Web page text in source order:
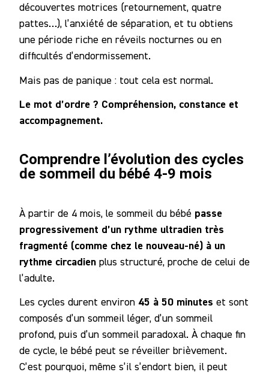
découvertes motrices (retournement, quatre
pattes…), l’anxiété de séparation, et tu obtiens
une période riche en réveils nocturnes ou en
difficultés d’endormissement.
Mais pas de panique : tout cela est normal.
Le mot d’ordre ? Compréhension, constance et
accompagnement.
Comprendre l’évolution des cycles
de sommeil du bébé 4-9 mois
À partir de 4 mois, le sommeil du bébé passe
progressivement d’un rythme ultradien très
fragmenté (comme chez le nouveau-né) à un
rythme circadien plus structuré, proche de celui de
l’adulte.
Les cycles durent environ 45 à 50 minutes et sont
composés d’un sommeil léger, d’un sommeil
profond, puis d’un sommeil paradoxal. À chaque fin
de cycle, le bébé peut se réveiller brièvement.
C’est pourquoi, même s’il s’endort bien, il peut